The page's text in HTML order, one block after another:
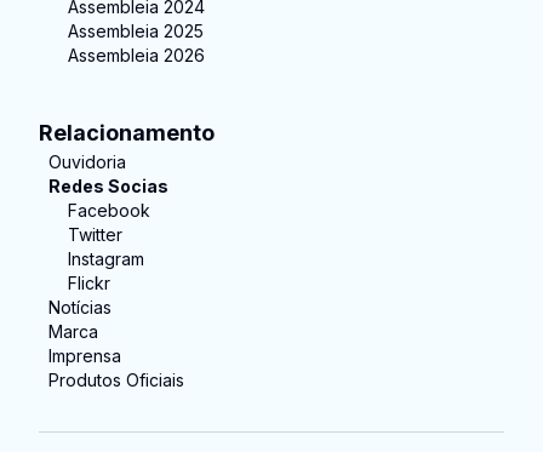
Assembleia 2024
Assembleia 2025
Assembleia 2026
Relacionamento
Ouvidoria
Redes Socias
Facebook
Twitter
Instagram
Flickr
Notícias
Marca
Imprensa
Produtos Oficiais